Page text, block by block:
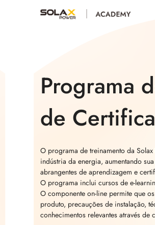
Programa
de
O programa de treinamento da
indústria da energia, aumentando
abrangentes de aprendizagem e
O programa inclui cursos de e-
O componente on-line permite que
produto, precauções de instalação,
conhecimentos relevantes através